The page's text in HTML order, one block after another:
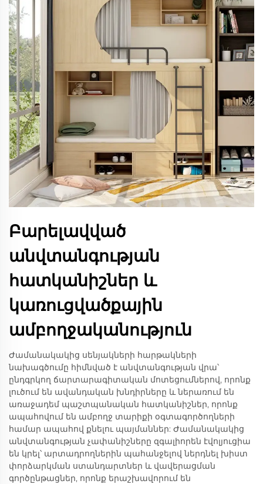
Բարելավված
անվտանգության
հատկանիշներ և
կառուցվածքային
ամբողջականություն
Ժամանակակից սենյակների հարթակների
նախագծումը հիմնված է անվտանգության վրա՝
ընդգրկող ճարտարագիտական մոտեցումներով, որոնք
լուծում են ավանդական խնդիրները և ներառում են
առաջադեմ պաշտպանական հատկանիշներ, որոնք
ապահովում են ամբողջ տարիքի օգտագործողների
համար ապահով քնելու պայմաններ: Ժամանակակից
անվտանգության չափանիշները զգալիորեն էվոլյուցիա
են կրել՝ արտադրողներին պահանջելով ներդնել խիստ
փորձարկման ստանդարտներ և վավերացման
գործընթացներ, որոնք երաշխավորում են